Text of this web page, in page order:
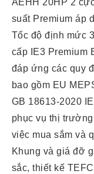
AEHH 20HP 2
suất Premium áp
Tốc độ định mức
cấp IE3 Premium
đáp ứng các quy
bao gồm EU
GB 18613-2020
phục vụ thị
việc mua sắm và
Khung và giá đỡ
sắc, thiết kế